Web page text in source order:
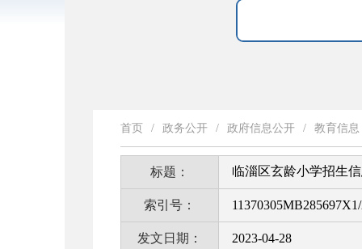
首页 / 政务公开 / 政府信息公开 / 教育信息
标题： 临淄区玄龄小学招生
索引号：
发文日期： 2023-04-28